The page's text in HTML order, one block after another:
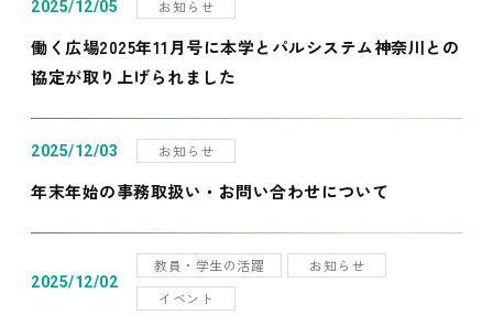
2025/12/05 お知らせ
働く広場2025年11月号に本学とパルシステム神奈川との
協定が取り上げられました
2025/12/03 お知らせ
年末年始の事務取扱い・お問い合わせについて
2025/12/02
教員・学生の活躍
お知らせ
イベント